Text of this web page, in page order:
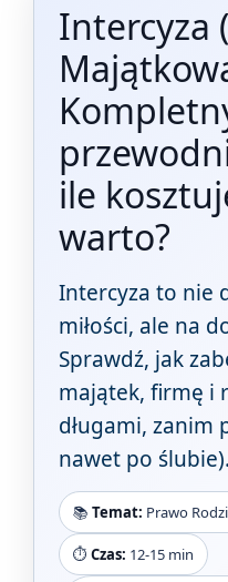
Intercyza
ile
warto?
Intercyza to nie
miłości, ale na
Sprawdź, jak
majątek, firmę i
długami, zanim
nawet po ślubie).
📚Temat: Prawo
⏱️ Czas: 12-15 min